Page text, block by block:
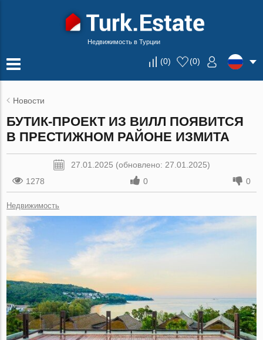
Недвижимость в Турции
(0) (0)
Новости
БУТИК-ПРОЕКТ ИЗ ВИЛЛ ПОЯВИТСЯ
В ПРЕСТИЖНОМ РАЙОНЕ ИЗМИТА
27.01.2025 (обновлено: 27.01.2025)
1278
0 0
Недвижимость